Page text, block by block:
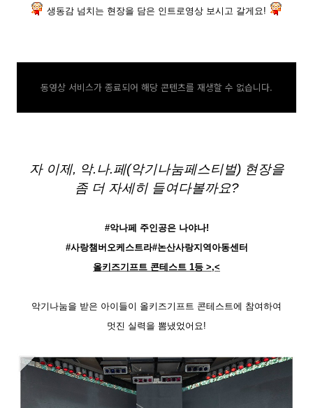
생동감 넘치는 현장을 담은 인트로영상 보시고 갈게요 !
동영상 서비스가 종료되어 해당 콘텐츠를 재생할 수 없습니다.
자 이제, 악.나.페(악기나눔페스티벌) 현장을
좀 더 자세히 들여다볼까요?
#악나페 주인공은 나야나!
#사랑챔버오케스트라#논산사랑지역아동센터
올키즈기프트 콘테스트 1등 >,<
악기나눔을 받은 아이들이 올키즈기프트 콘테스트에 참여하여
멋진 실력을 뽐냈었어요 !